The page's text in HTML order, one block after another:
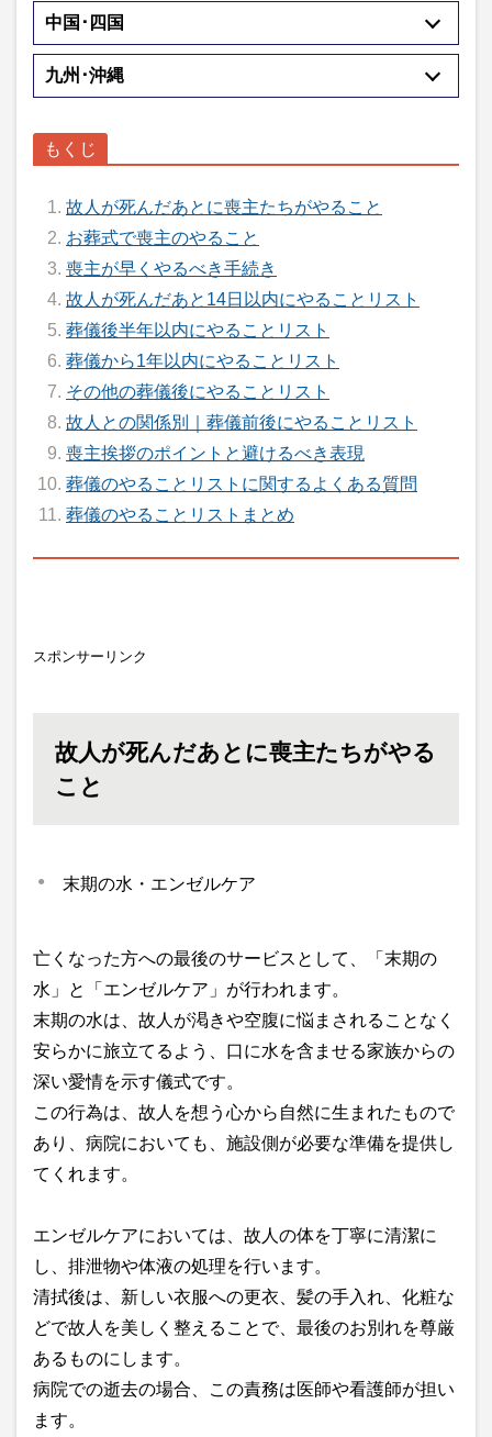
中国･四国
九州･沖縄
故人が死んだあとに喪主たちがやること
お葬式で喪主のやること
喪主が早くやるべき手続き
故人が死んだあと14日以内にやることリスト
葬儀後半年以内にやることリスト
葬儀から1年以内にやることリスト
その他の葬儀後にやることリスト
故人との関係別｜葬儀前後にやることリスト
喪主挨拶のポイントと避けるべき表現
葬儀のやることリストに関するよくある質問
葬儀のやることリストまとめ
スポンサーリンク
故人が死んだあとに喪主たちがやる
こと
末期の水・エンゼルケア
亡くなった方への最後のサービスとして、「末期の
水」と「エンゼルケア」が行われます。
末期の水は、故人が渇きや空腹に悩まされることなく
安らかに旅立てるよう、口に水を含ませる家族からの
深い愛情を示す儀式です。
この行為は、故人を想う心から自然に生まれたもので
あり、病院においても、施設側が必要な準備を提供し
てくれます。
エンゼルケアにおいては、故人の体を丁寧に清潔に
し、排泄物や体液の処理を行います。
清拭後は、新しい衣服への更衣、髪の手入れ、化粧な
どで故人を美しく整えることで、最後のお別れを尊厳
あるものにします。
病院での逝去の場合、この責務は医師や看護師が担い
ます。